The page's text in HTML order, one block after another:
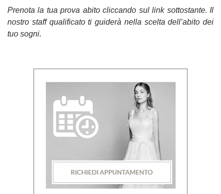
Prenota la tua prova abito cliccando sul link sottostante. Il
nostro staff qualificato ti guiderà nella scelta dell’abito dei
tuo sogni.